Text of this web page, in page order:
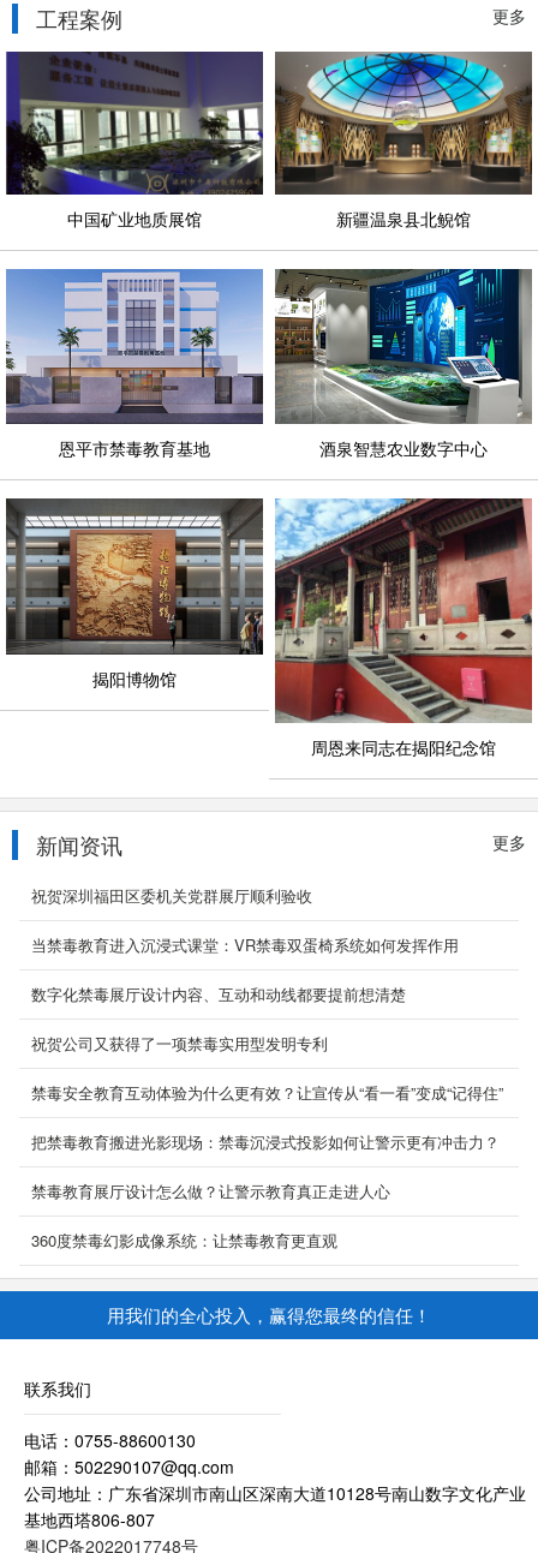
更多
工程案例
中国矿业地质展馆 新疆温泉县北鲵馆
恩平市禁毒教育基地 酒泉智慧农业数字中心
揭阳博物馆
周恩来同志在揭阳纪念馆
更多
新闻资讯
祝贺深圳福田区委机关党群展厅顺利验收
当禁毒教育进入沉浸式课堂：VR禁毒双蛋椅系统如何发挥作用
数字化禁毒展厅设计内容、互动和动线都要提前想清楚
祝贺公司又获得了一项禁毒实用型发明专利
禁毒安全教育互动体验为什么更有效？让宣传从“看一看”变成“记得住”
把禁毒教育搬进光影现场：禁毒沉浸式投影如何让警示更有冲击力？
禁毒教育展厅设计怎么做？让警示教育真正走进人心
360度禁毒幻影成像系统：让禁毒教育更直观
用我们的全心投入，赢得您最终的信任！
联系我们
电话：0755-88600130
邮箱：502290107@qq.com
公司地址：广东省深圳市南山区深南大道10128号南山数字文化产业
基地西塔806-807
粤ICP备2022017748号